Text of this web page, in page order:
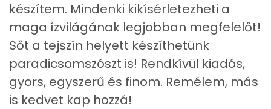
Összesen
0
A vitamin (RAE):
352 micro
B6 vitamin:
1 mg
B12 Vitamin:
készítem. Mindenki kikísérletezheti a
maga ízvilágának legjobban megfelelőt!
Sőt a tejszín helyett készíthetünk
paradicsomszószt is! Rendkívül kiadós,
gyors, egyszerű és finom. Remélem, más
is kedvet kap hozzá!